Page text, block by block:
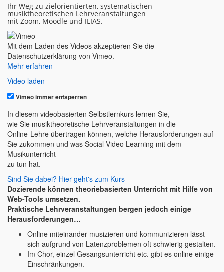
Ihr Weg zu zielorientierten, systematischen
musiktheoretischen Lehrveranstaltungen
mit Zoom, Moodle und ILIAS.
Mit dem Laden des Videos akzeptieren Sie die
Datenschutzerklärung von Vimeo.
Mehr erfahren
Video laden
Vimeo immer entsperren
In diesem videobasierten Selbstlernkurs lernen Sie,
wie Sie musiktheoretische Lehrveranstaltungen in die
Online-Lehre übertragen können, welche Herausforderungen auf
Sie zukommen und was Social Video Learning mit dem
Musikunterricht
zu tun hat.
Sind Sie dabei? Hier geht's zum Kurs
Dozierende können theoriebasierten Unterricht mit Hilfe von
Web-Tools umsetzen.
Praktische Lehrveranstaltungen bergen jedoch einige
Herausforderungen…
Online miteinander musizieren und kommunizieren lässt
sich aufgrund von Latenzproblemen oft schwierig gestalten.
Im Chor, einzel Gesangsunterricht etc. gibt es online einige
Einschränkungen.